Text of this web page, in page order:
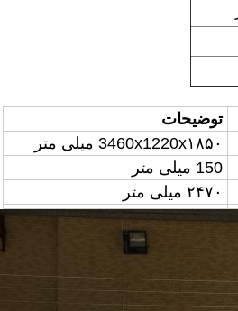
توضیحات
3460x1220x۱۸۵۰ میلی متر
150 میلی متر
۲۴۷۰ میلی متر